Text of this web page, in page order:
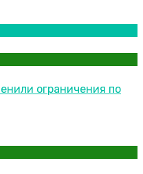
ограничения по